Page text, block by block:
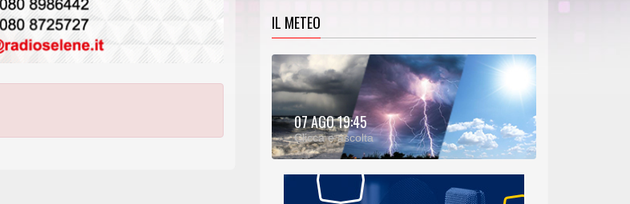
IL METEO
07 AGO 19:45
Clicca e ascolta
METEO:
00:00
00:25